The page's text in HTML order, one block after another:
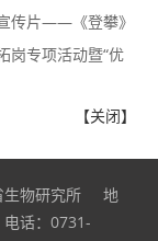
传片——《登攀》
岗专项活动暨“优
【关闭】
生物研究所 地
话：0731-